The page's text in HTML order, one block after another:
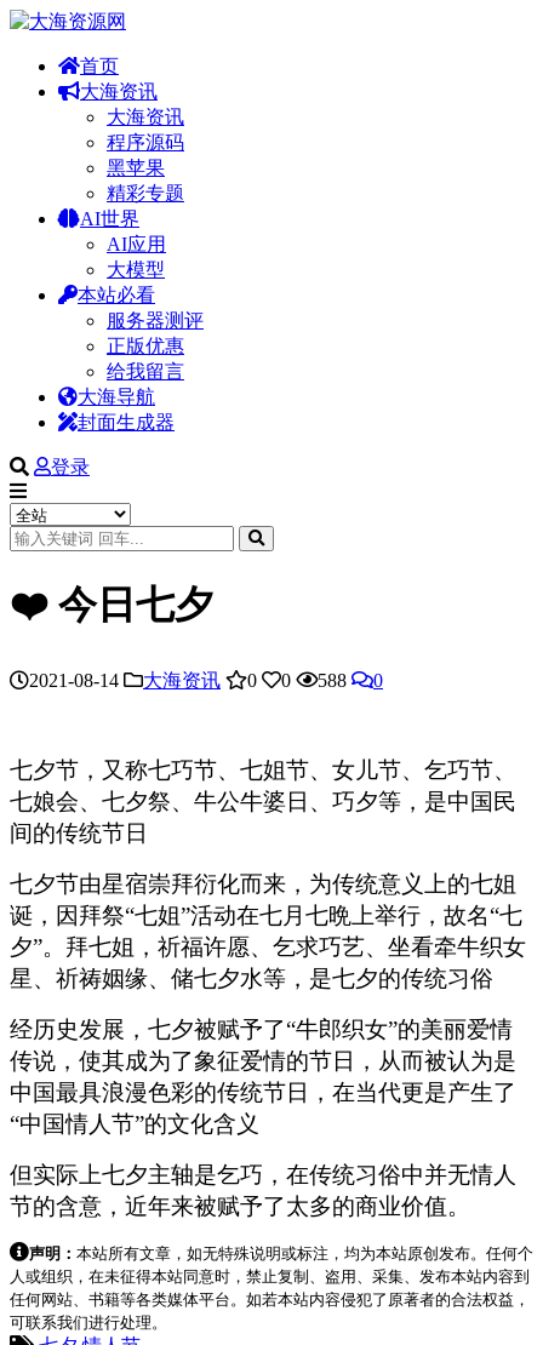
首页
大海资讯
大海资讯
程序源码
黑苹果
精彩专题
AI世界
AI应用
大模型
本站必看
服务器测评
正版优惠
给我留言
大海导航
封面生成器
登录
❤️ 今日七夕
2021-08-14 大海资讯 0 0 588 0
七夕节，又称七巧节、七姐节、女儿节、乞巧节、
七娘会、七夕祭、牛公牛婆日、巧夕等，是中国民
间的传统节日
七夕节由星宿崇拜衍化而来，为传统意义上的七姐
诞，因拜祭“七姐”活动在七月七晩上举行，故名“七
夕”。拜七姐，祈福许愿、乞求巧艺、坐看牵牛织女
星、祈祷姻缘、储七夕水等，是七夕的传统习俗
经历史发展，七夕被赋予了“牛郎织女”的美丽爱情
传说，使其成为了象征爱情的节日，从而被认为是
中国最具浪漫色彩的传统节日，在当代更是产生了
“中国情人节”的文化含义
但实际上七夕主轴是乞巧，在传统习俗中并无情人
节的含意，近年来被赋予了太多的商业价值。
声明： 本站所有文章，如无特殊说明或标注，均为本站原创发布。任何个
人或组织，在未征得本站同意时，禁止复制、盗用、采集、发布本站内容到
任何网站、书籍等各类媒体平台。如若本站内容侵犯了原著者的合法权益，
可联系我们进行处理。